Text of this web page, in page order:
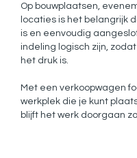
Op bouwplaatsen,
locaties is het belangrijk
is en eenvoudig
indeling logisch zijn,
het druk is.
Met een verkoopwagen
werkplek die je kunt
blijft het werk doorgaan